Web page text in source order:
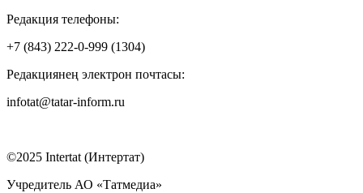
Редакция телефоны:
+7 (843) 222-0-999 (1304)
Редакциянең электрон почтасы:
infotat@tatar-inform.ru
©2025 Intertat (Интертат)
Учредитель АО «Татмедиа»